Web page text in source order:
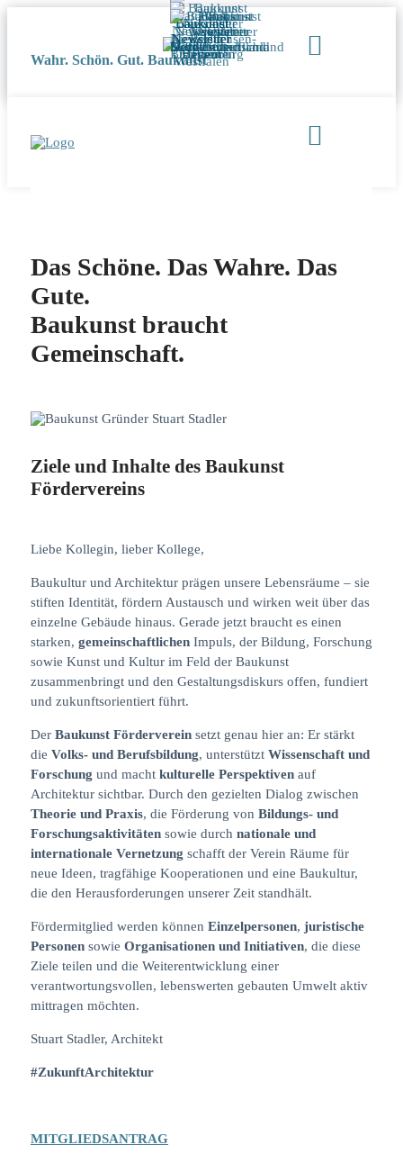
Wahr. Schön. Gut. Baukunst
Das Schöne. Das Wahre. Das
Gute.
Baukunst braucht
Gemeinschaft.
Ziele und Inhalte des Baukunst
Fördervereins
Liebe Kollegin, lieber Kollege,
Baukultur und Architektur prägen unsere Lebensräume – sie
stiften Identität, fördern Austausch und wirken weit über das
einzelne Gebäude hinaus. Gerade jetzt braucht es einen
starken, gemeinschaftlichenImpuls, der Bildung, Forschung
sowie Kunst und Kultur im Feld der Baukunst
zusammenbringt und den Gestaltungsdiskurs offen, fundiert
und zukunftsorientiert führt.
Der Baukunst Fördervereinsetzt genau hier an: Er stärkt
die Volks- und Berufsbildung, unterstützt Wissenschaft und
Forschung und macht kulturelle Perspektivenauf
Architektur sichtbar. Durch den gezielten Dialog zwischen
Theorie und Praxis, die Förderung von Bildungs- und
Forschungsaktivitätensowie durch nationale und
internationale Vernetzung schafft der Verein Räume für
neue Ideen, tragfähige Kooperationen und eine Baukultur,
die den Herausforderungen unserer Zeit standhält.
Fördermitglied werden können Einzelpersonen, juristische
Personensowie Organisationen und Initiativen, die diese
Ziele teilen und die Weiterentwicklung einer
verantwortungsvollen, lebenswerten gebauten Umwelt aktiv
mittragen möchten.
Stuart Stadler, Architekt
#ZukunftArchitektur
MITGLIEDSANTRAG